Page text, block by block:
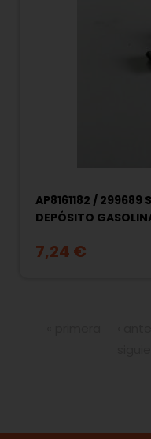
AP8161182 / 299689
DEPÓSITO
7,24 €